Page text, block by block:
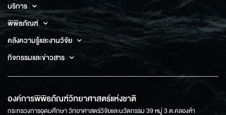
บริการ
พิพิธภัณฑ์
คลังความรู้และงานวิจัย
กิจกรรมและข่าวสาร
องค์การพิพิธภัณฑ์วิทยาศาสตร์แห่งชาติ
กระทรวงการอุดมศึกษา วิทยาศาสตร์วิจัยและนวัตกรรม 39 หมู่ 3 ต.คลองห้า